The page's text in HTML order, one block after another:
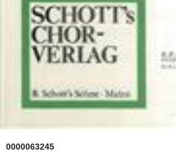
0000063245